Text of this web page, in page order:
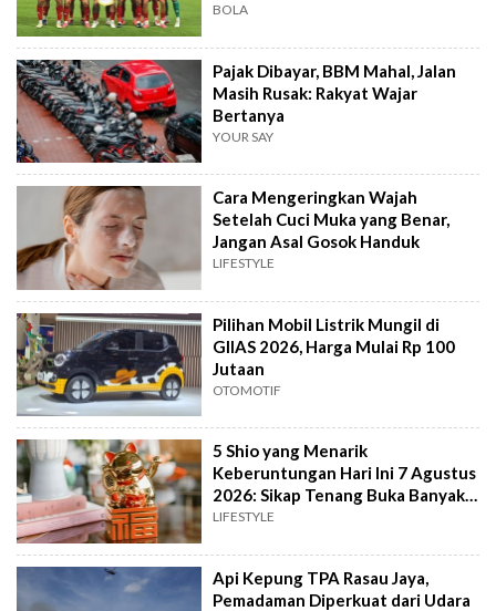
BOLA
Pajak Dibayar, BBM Mahal, Jalan
Masih Rusak: Rakyat Wajar
Bertanya
YOUR SAY
Cara Mengeringkan Wajah
Setelah Cuci Muka yang Benar,
Jangan Asal Gosok Handuk
LIFESTYLE
Pilihan Mobil Listrik Mungil di
GIIAS 2026, Harga Mulai Rp 100
Jutaan
OTOMOTIF
5 Shio yang Menarik
Keberuntungan Hari Ini 7 Agustus
2026: Sikap Tenang Buka Banyak
Peluang
LIFESTYLE
Api Kepung TPA Rasau Jaya,
Pemadaman Diperkuat dari Udara